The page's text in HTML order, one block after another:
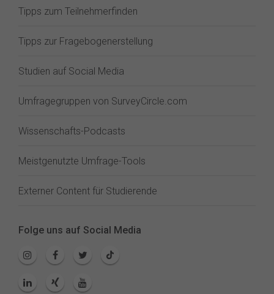
Tipps zum Teilnehmerfinden
Tipps zur Fragebogenerstellung
Studien auf Social Media
Umfragegruppen von SurveyCircle.com
Wissenschafts-Podcasts
Meistgenutzte Umfrage-Tools
Externer Content für Studierende
Folge uns auf Social Media